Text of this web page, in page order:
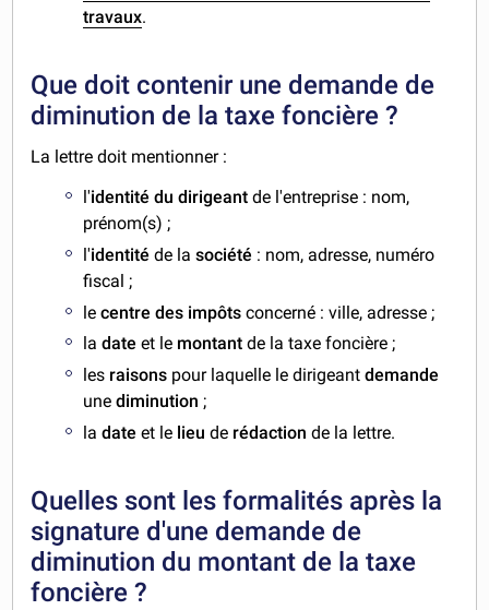
travaux.
Que doit contenir une demande de
diminution de la taxe foncière ?
La lettre doit mentionner :
l'identité du dirigeantde l'entreprise : nom,
prénom(s) ;
l'identité de lasociété : nom, adresse, numéro
fiscal ;
lecentre des impôts concerné : ville, adresse ;
ladate et le montant de la taxe foncière ;
les raisons pour laquelle le dirigeantdemande
unediminution ;
ladate et le lieu de rédactionde la lettre.
Quelles sont les formalités après la
signature d'une demande de
diminution du montant de la taxe
foncière ?